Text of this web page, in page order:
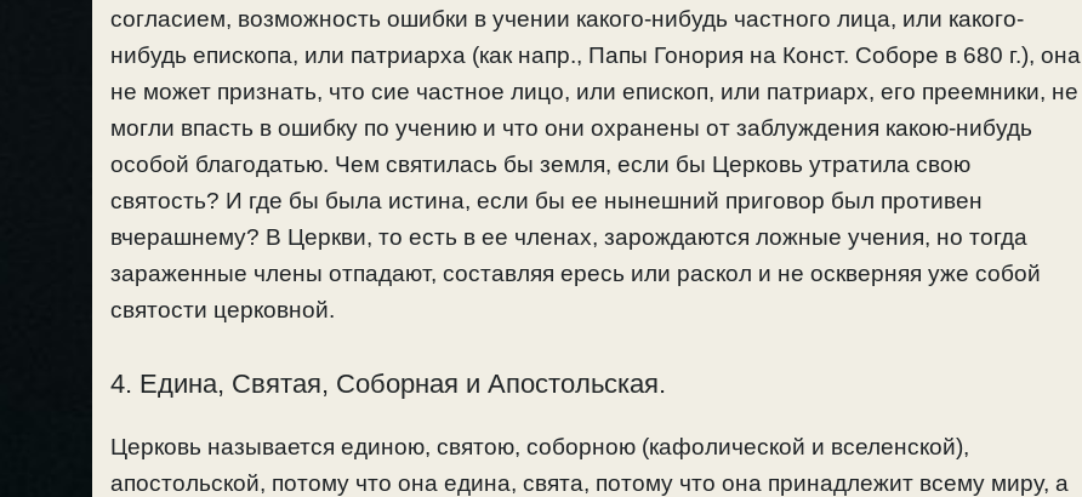
согласием, возможность ошибки в учении какого-нибудь частного лица, или какого-
нибудь епископа, или патриарха (как напр., Папы Гонория на Конст. Соборе в 680 г.), она
не может признать, что сие частное лицо, или епископ, или патриарх, его преемники, не
могли впасть в ошибку по учению и что они охранены от заблуждения какою-нибудь
особой благодатью. Чем святилась бы земля, если бы Церковь утратила свою
святость? И где бы была истина, если бы ее нынешний приговор был противен
вчерашнему? В Церкви, то есть в ее членах, зарождаются ложные учения, но тогда
зараженные члены отпадают, составляя ересь или раскол и не оскверняя уже собой
святости церковной.
4. Едина, Святая, Соборная и Апостольская.
Церковь называется единою, святою, соборною (кафолической и вселенской),
апостольской, потому что она едина, свята, потому что она принадлежит всему миру, а